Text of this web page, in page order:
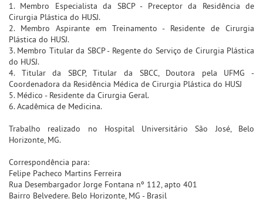
1. Membro Especialista da SBCP - Preceptor da Residência de
Cirurgia Plástica do HUSJ.
2. Membro Aspirante em Treinamento - Residente de Cirurgia
Plástica do HUSJ.
3. Membro Titular da SBCP - Regente do Serviço de Cirurgia Plástica
do HUSJ.
4. Titular da SBCP, Titular da SBCC, Doutora pela UFMG -
Coordenadora da Residência Médica de Cirurgia Plástica do HUSJ
5. Médico - Residente da Cirurgia Geral.
6. Acadêmica de Medicina.
Trabalho realizado no Hospital Universitário São José, Belo
Horizonte, MG.
Correspondência para:
Felipe Pacheco Martins Ferreira
Rua Desembargador Jorge Fontana nº 112, apto 401
Bairro Belvedere. Belo Horizonte, MG - Brasil